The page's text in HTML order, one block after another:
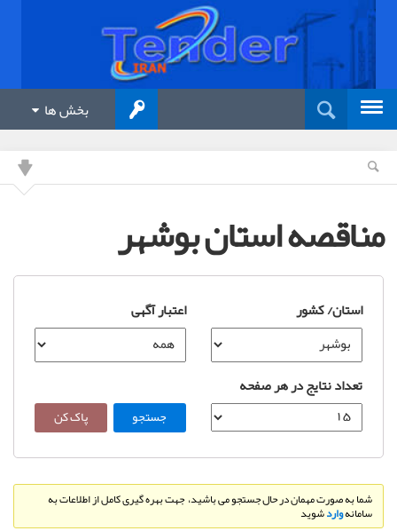
بخش ها
مناقصه استان بوشهر
استان/ کشور اعتبار آگهی
تعداد نتایج در هر صفحه
شما به صورت مهمان در حال جستجو می باشید، جهت بهره گیری کامل از اطلاعات به
سامانهواردشوید